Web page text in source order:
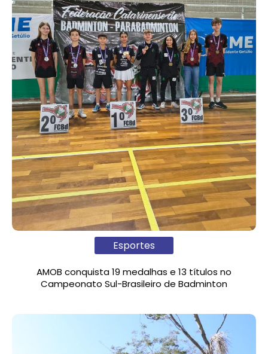
Esportes
AMOB conquista 19 medalhas e 13 títulos no
Campeonato Sul-Brasileiro de Badminton